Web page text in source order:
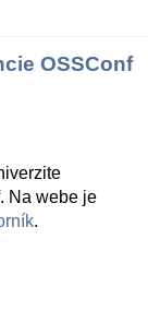
OSSConf
Na webe je
.